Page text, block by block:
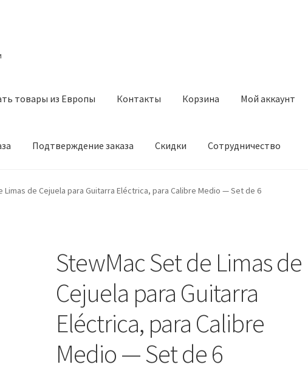
товары из Европы Контакты Корзина Мой аккаунт
Подтверждение заказа Скидки Сотрудничество
из Европы Контакты Корзина Мой аккаунт Оставить отзыв
Limas de Cejuela para Guitarra Eléctrica, para Calibre Medio — Set de 6
StewMac Set de Limas de
Cejuela para Guitarra
Eléctrica, para Calibre
Medio — Set de 6